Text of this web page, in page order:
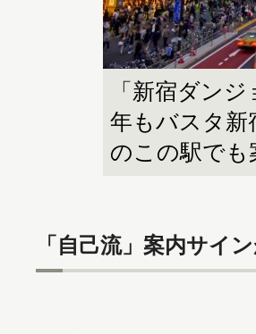
「新宿ダン
年もバスタ新
のこの駅で
「自己流」案内サイ